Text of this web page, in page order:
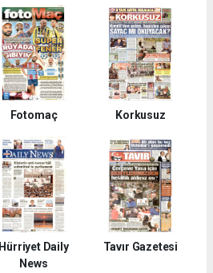
Fotomaç Korkusuz
Hürriyet Daily
News
Tavır Gazetesi